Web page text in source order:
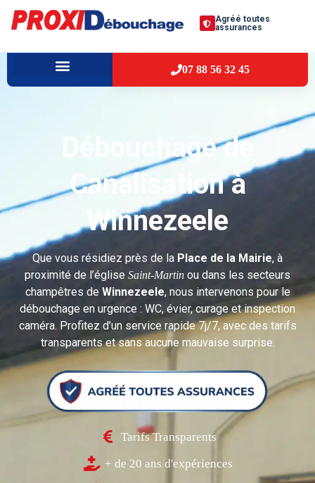
Agréé toutes
assurances
07 88 56 32 45
Débouchage de
Canalisation à
Winnezeele
Que vous résidiez près de la Place de la Mairie, à
proximité de l’église Saint-Martin ou dans les secteurs
champêtres de Winnezeele, nous intervenons pour le
débouchage en urgence : WC, évier, curage et inspection
caméra. Profitez d’un service rapide 7j/7, avec des tarifs
transparents et sans aucune mauvaise surprise.
Tarifs Transparents
+ de 20 ans d'expériences